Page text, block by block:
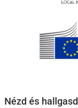
Nézd és